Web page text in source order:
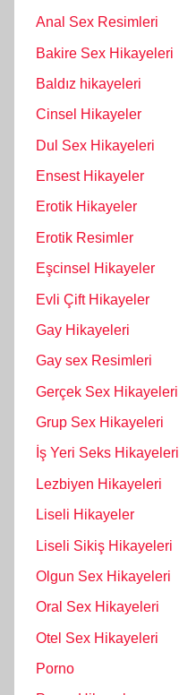
Anal Sex Resimleri
Bakire Sex Hikayeleri
Baldız hikayeleri
Cinsel Hikayeler
Dul Sex Hikayeleri
Ensest Hikayeler
Erotik Hikayeler
Erotik Resimler
Eşcinsel Hikayeler
Evli Çift Hikayeler
Gay Hikayeleri
Gay sex Resimleri
Gerçek Sex Hikayeleri
Grup Sex Hikayeleri
İş Yeri Seks Hikayeleri
Lezbiyen Hikayeleri
Liseli Hikayeler
Liseli Sikiş Hikayeleri
Olgun Sex Hikayeleri
Oral Sex Hikayeleri
Otel Sex Hikayeleri
Porno